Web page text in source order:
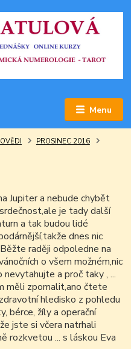
Menu
PROSINEC 2016
Jupiter a nebude chybět
je tady další
a tak budou lidé
dnes nic
raději odpoledne na
o všem možném,nic
a proč taky , ...
měli zpomalit,ano čtete
hledisko z pohledu
bérce, žíly a operační
jste si včera natrhali
rozkvetou ... s láskou Eva